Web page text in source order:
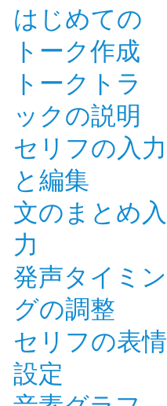
はじめての
トーク作成
トークトラ
ックの説明
セリフの入力
と編集
文のまとめ入
力
発声タイミン
グの調整
セリフの表情
設定